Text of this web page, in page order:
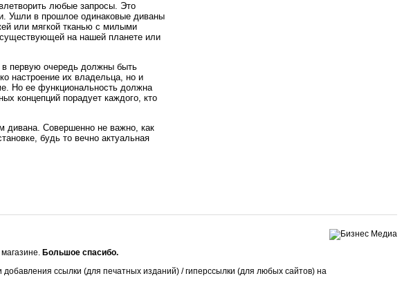
любые запросы. Это
Ушли в прошлое одинаковые диваны
или мягкой тканью с милыми
на нашей планете или
в первую очередь должны быть
настроение их владельца, но и
Но ее функциональность должна
концепций порадует каждого, кто
дивана. Совершенно не важно, как
будь то вечно актуальная
Большое спасибо.
ссылки (для печатных изданий) / гиперссылки (для любых сайтов) на